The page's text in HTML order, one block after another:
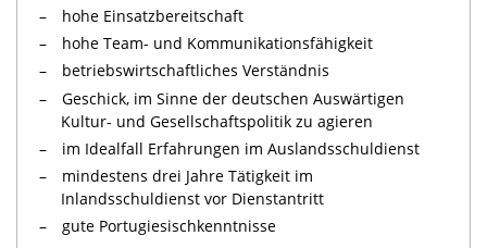
hohe Einsatzbereitschaft
hohe Team- und Kommunikationsfähigkeit
betriebswirtschaftliches Verständnis
Geschick, im Sinne der deutschen Auswärtigen
Kultur- und Gesellschaftspolitik zu agieren
im Idealfall Erfahrungen im Auslandsschuldienst
mindestens drei Jahre Tätigkeit im
Inlandsschuldienst vor Dienstantritt
gute Portugiesischkenntnisse